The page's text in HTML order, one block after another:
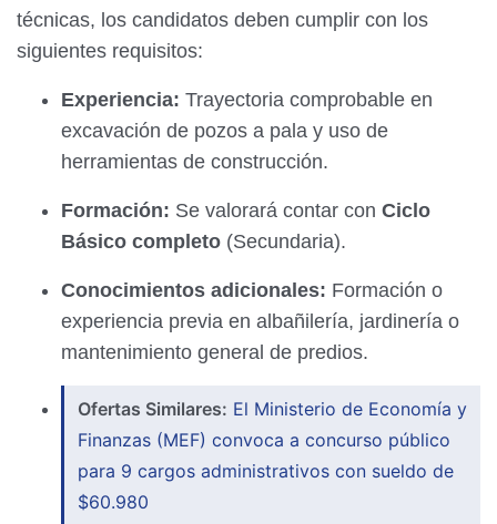
técnicas, los candidatos deben cumplir con los
siguientes requisitos:
Experiencia: Trayectoria comprobable en
excavación de pozos a pala y uso de
herramientas de construcción.
Formación: Se valorará contar con Ciclo
Básico completo (Secundaria).
Conocimientos adicionales: Formación o
experiencia previa en albañilería, jardinería o
mantenimiento general de predios.
Ofertas Similares: El Ministerio de Economía y
Finanzas (MEF) convoca a concurso público
para 9 cargos administrativos con sueldo de
$60.980